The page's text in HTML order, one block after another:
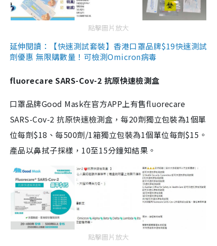
點擊圖片放大
延伸閱讀：【快速測試套裝】香港口罩品牌$19快速測試
劑優惠 無限購數量！可檢測Omicron病毒
fluorecare SARS-Cov-2 抗原快速檢測盒
口罩品牌Good Mask在官方APP上有售fluorecare
SARS-Cov-2 抗原快速檢測盒，每20劑獨立包裝為1個單
位每劑$18、每500劑/1箱獨立包裝為1個單位每劑$15。
產品以鼻拭子採樣，10至15分鐘知結果。
點擊圖片放大